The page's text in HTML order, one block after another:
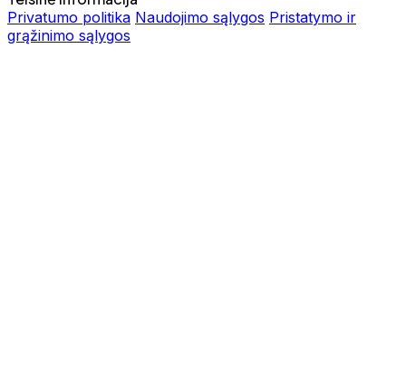
Privatumo politika Naudojimo sąlygos Pristatymo ir
grąžinimo sąlygos